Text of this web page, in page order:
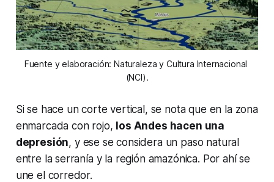
Fuente y elaboración: Naturaleza y Cultura Internacional
(NCI).
Si se hace un corte vertical, se nota que en la zona
enmarcada con rojo, los Andes hacen una
depresión, y ese se considera un paso natural
entre la serranía y la región amazónica. Por ahí se
une el corredor.